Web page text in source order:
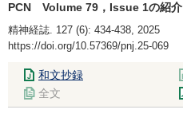
PCN Volume 79，Issue 1の紹介
精神経誌. 127 (6): 434-438, 2025
https://doi.org/10.57369/pnj.25-069
和文抄録
全文